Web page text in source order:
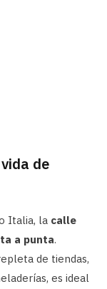
de
Italia, la calle
a punta.
de tiendas,
es ideal